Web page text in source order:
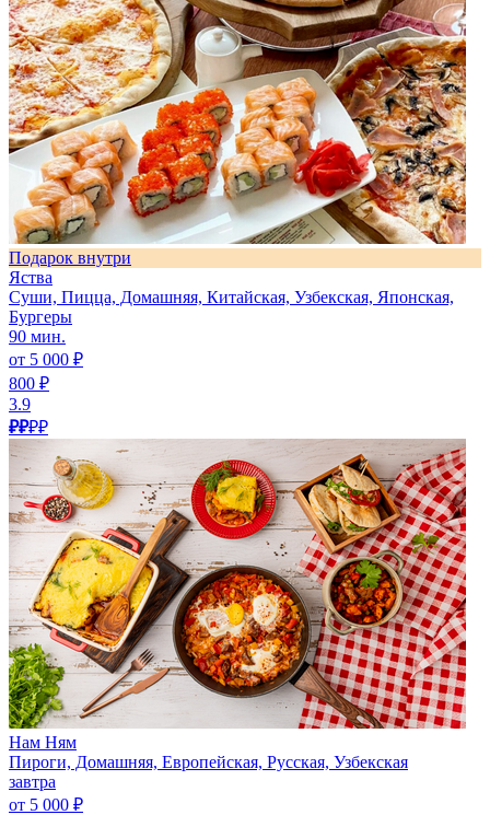
Подарок внутри
Яства
Суши, Пицца, Домашняя, Китайская, Узбекская, Японская,
Бургеры
90 мин.
от 5 000 ₽
800 ₽
3.9
₽₽₽₽
Нам Ням
Пироги, Домашняя, Европейская, Русская, Узбекская
завтра
от 5 000 ₽